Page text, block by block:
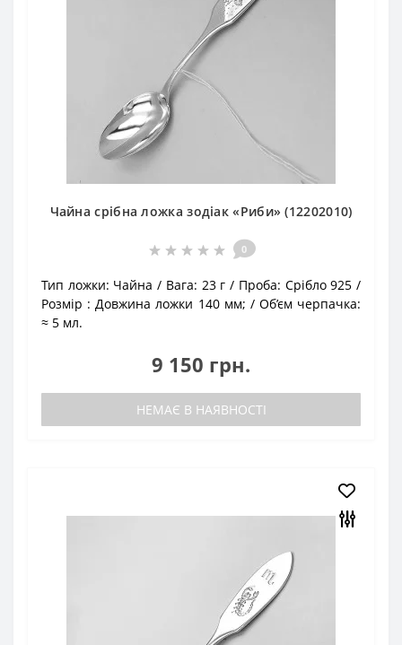
Чайна срібна ложка зодіак «Риби» (12202010)
0
Тип ложки: Чайна Вага: 23 г Проба: Срібло 925
Розмір : Довжина ложки 140 мм;
Об’єм черпачка:
≈ 5 мл.
9 150 грн.
НЕМАЄ В НАЯВНОСТІ